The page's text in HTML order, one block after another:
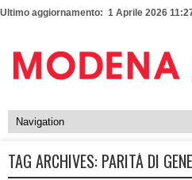
Ultimo aggiornamento: 1 Aprile 2026
TAG ARCHIVES: PARITÀ DI